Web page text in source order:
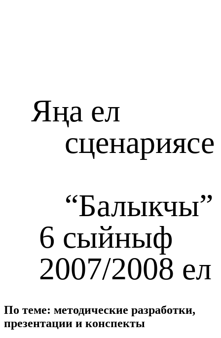
Яңа ел
сценариясе
“Балыкчы”
сыйныф
2008 ел
По теме: методические разработки,
презентации и конспекты